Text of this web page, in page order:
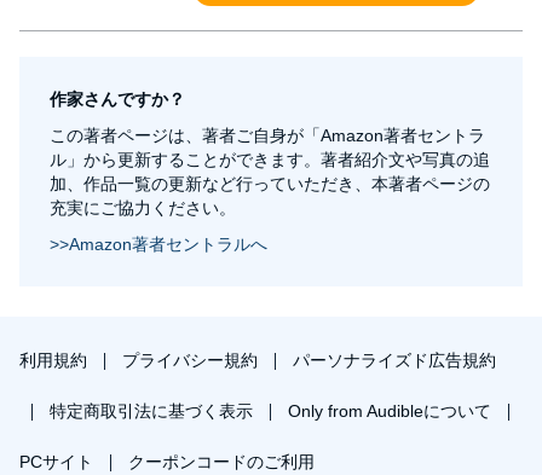
作家さんですか？
この著者ページは、著者ご自身が「Amazon著者セントラ
ル」から更新することができます。著者紹介文や写真の追
加、作品一覧の更新など行っていただき、本著者ページの
充実にご協力ください。
>>Amazon著者セントラルへ
利用規約 プライバシー規約 パーソナライズド広告規約
特定商取引法に基づく表示 Only from Audibleについて
PCサイト クーポンコードのご利用